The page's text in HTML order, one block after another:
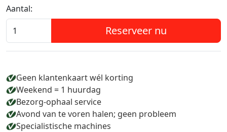
Aantal:
Reserveer nu
Geen klantenkaart wél korting
Weekend = 1 huurdag
Bezorg-ophaal service
Avond van te voren halen; geen probleem
Specialistische machines